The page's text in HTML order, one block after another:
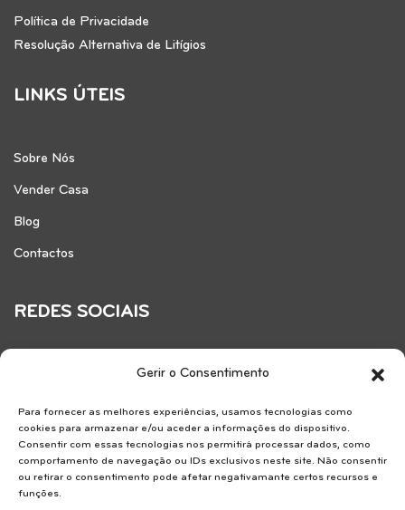
Gerir o Consentimento
Para fornecer as melhores experiências, usamos tecnologias como
cookies para armazenar e/ou aceder a informações do dispositivo.
Consentir com essas tecnologias nos permitirá processar dados, como
comportamento de navegação ou IDs exclusivos neste site. Não consentir
ou retirar o consentimento pode afetar negativamante certos recursos e
funções.
Política de Privacidade
Resolução Alternativa de Litígios
LINKS ÚTEIS
Sobre Nós
Vender Casa
Blog
Contactos
REDES SOCIAIS